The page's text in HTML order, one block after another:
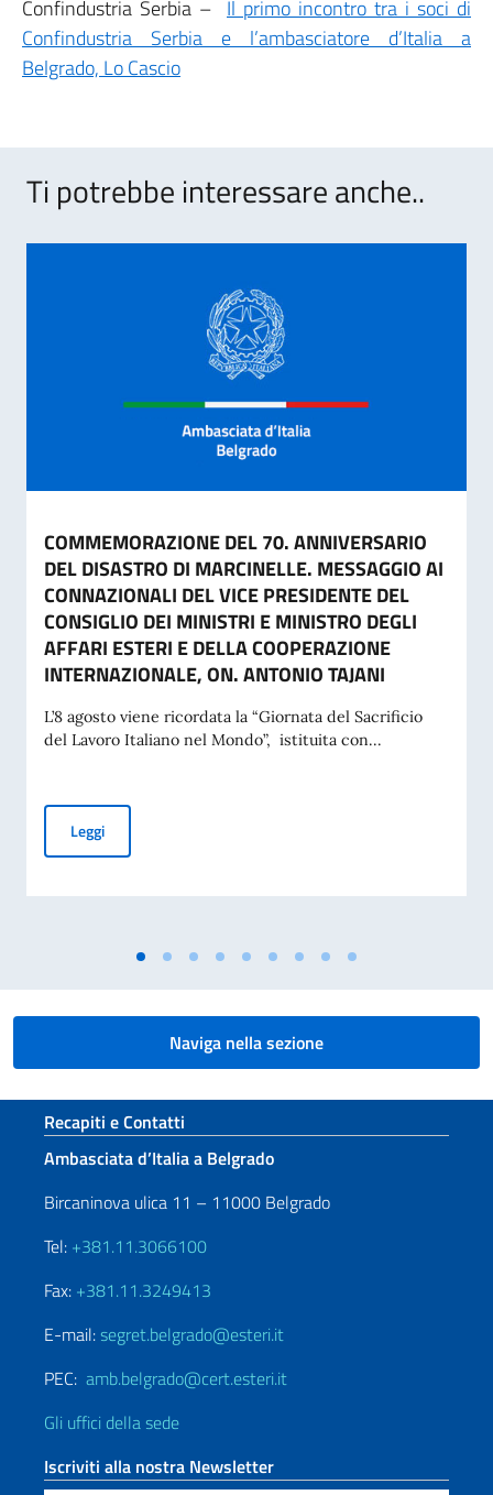
Confindustria Serbia – Il primo incontro tra i soci di
Confindustria Serbia e l’ambasciatore d’Italia a
Belgrado, Lo Cascio
Ti potrebbe interessare anche..
COMMEMORAZIONE DEL 70. ANNIVERSARIO
DEL DISASTRO DI MARCINELLE. MESSAGGIO AI
CONNAZIONALI DEL VICE PRESIDENTE DEL
CONSIGLIO DEI MINISTRI E MINISTRO DEGLI
AFFARI ESTERI E DELLA COOPERAZIONE
INTERNAZIONALE, ON. ANTONIO TAJANI
L’8 agosto viene ricordata la “Giornata del Sacrificio
del Lavoro Italiano nel Mondo”, istituita con...
LeggiCOMMEMORAZIONE DEL 70. ANNIVERSARIO DEL
Naviga nella sezione
Sezione footer
Recapiti e Contatti
Ambasciata d’Italia a Belgrado
Bircaninova ulica 11 – 11000 Belgrado
Tel: +381.11.3066100
Fax: +381.11.3249413
E-mail:segret.belgrado@esteri.it
PEC: amb.belgrado@cert.esteri.it
Gli uffici della sede
Iscriviti alla nostra Newsletter